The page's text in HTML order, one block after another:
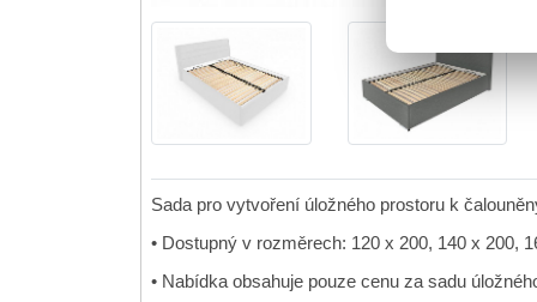
Sada pro vytvoření úložného prostoru k
• Dostupný v rozměrech: 120 x 200, 140 x 200,
• Nabídka obsahuje pouze cenu za sadu